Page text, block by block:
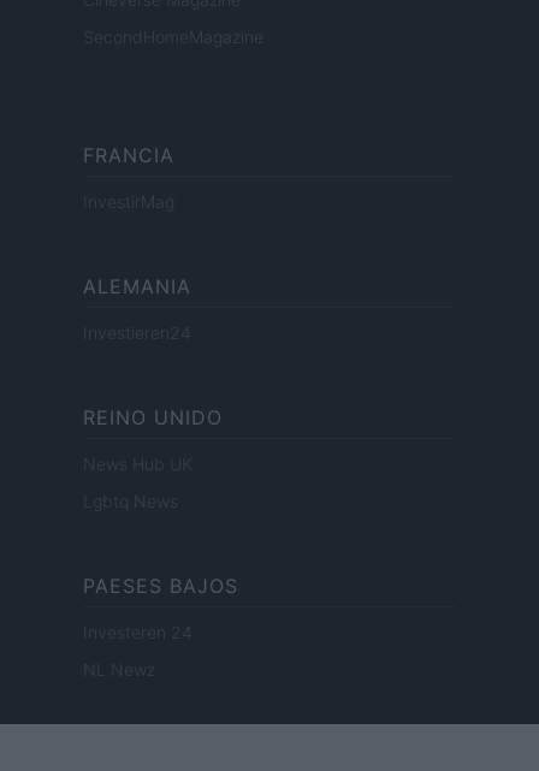
SecondHomeMagazine
FRANCIA
InvestirMag
ALEMANIA
Investieren24
REINO UNIDO
News Hub UK
Lgbtq News
PAESES BAJOS
Investeren 24
NL Newz